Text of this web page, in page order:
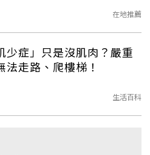
在地推薦
少症」只是沒肌肉？嚴重
法走路、爬樓梯！
生活百科